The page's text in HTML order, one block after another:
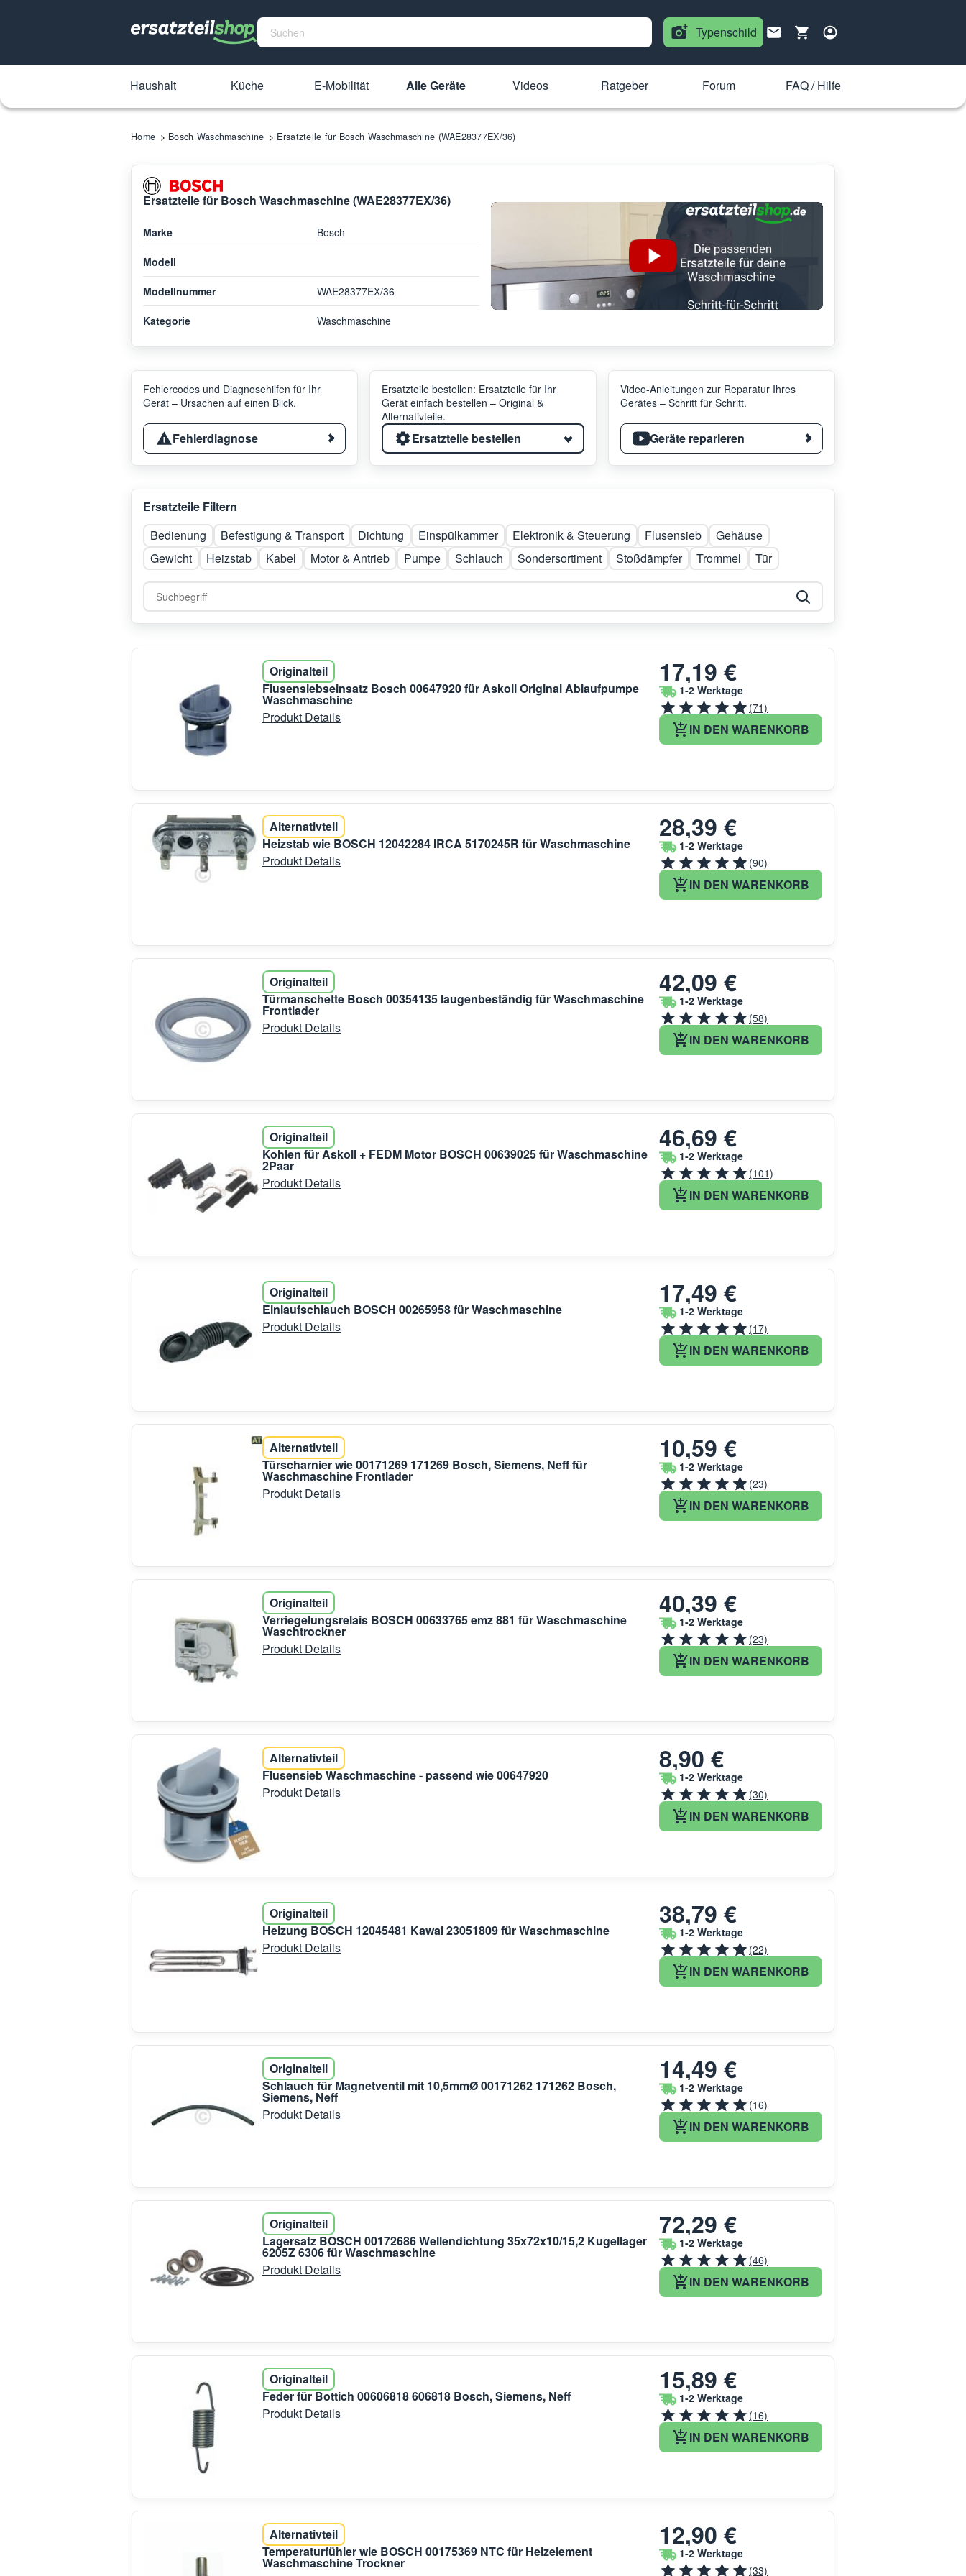
Typenschild
Haushalt Küche E-Mobilität Alle Geräte Videos Ratgeber Forum FAQ / Hilfe
Home Bosch Waschmaschine Ersatzteile für Bosch Waschmaschine (WAE28377EX/36)
Ersatzteile für Bosch Waschmaschine (WAE28377EX/36)
Marke Bosch
Modell
Modellnummer WAE28377EX/36
Kategorie Waschmaschine
Fehlercodes und Diagnosehilfen für Ihr
Gerät – Ursachen auf einen Blick.
Fehlerdiagnose
Ersatzteile bestellen: Ersatzteile für Ihr
Gerät einfach bestellen – Original &
Alternativteile.
Ersatzteile bestellen
Video-Anleitungen zur Reparatur Ihres
Gerätes – Schritt für Schritt.
Geräte reparieren
Ersatzteile Filtern
Bedienung
Befestigung & Transport Dichtung Einspülkammer Elektronik & Steuerung Flusensieb
Gehäuse
Gewicht
Heizstab Kabel Motor & Antrieb Pumpe Schlauch Sondersortiment Stoßdämpfer Trommel Tür
Originalteil
Flusensiebseinsatz Bosch 00647920 für Askoll Original Ablaufpumpe
Waschmaschine
Produkt Details
17,19 €
1-2 Werktage
(71)
IN DEN WARENKORB
Alternativteil
Heizstab wie BOSCH 12042284 IRCA 5170245R für Waschmaschine
Produkt Details
28,39 €
1-2 Werktage
(90)
IN DEN WARENKORB
Originalteil
Türmanschette Bosch 00354135 laugenbeständig für Waschmaschine
Frontlader
Produkt Details
42,09 €
1-2 Werktage
(58)
IN DEN WARENKORB
Originalteil
Kohlen für Askoll + FEDM Motor BOSCH 00639025 für Waschmaschine
2Paar
Produkt Details
46,69 €
1-2 Werktage
(101)
IN DEN WARENKORB
Originalteil
Einlaufschlauch BOSCH 00265958 für Waschmaschine
Produkt Details
17,49 €
1-2 Werktage
(17)
IN DEN WARENKORB
Alternativteil
Türscharnier wie 00171269 171269 Bosch, Siemens, Neff für
Waschmaschine Frontlader
Produkt Details
10,59 €
1-2 Werktage
(23)
IN DEN WARENKORB
Originalteil
Verriegelungsrelais BOSCH 00633765 emz 881 für Waschmaschine
Waschtrockner
Produkt Details
40,39 €
1-2 Werktage
(23)
IN DEN WARENKORB
Alternativteil
Flusensieb Waschmaschine - passend wie 00647920
Produkt Details
8,90 €
1-2 Werktage
(30)
IN DEN WARENKORB
Originalteil
Heizung BOSCH 12045481 Kawai 23051809 für Waschmaschine
Produkt Details
38,79 €
1-2 Werktage
(22)
IN DEN WARENKORB
Originalteil
Schlauch für Magnetventil mit 10,5mmØ 00171262 171262 Bosch,
Siemens, Neff
Produkt Details
14,49 €
1-2 Werktage
(16)
IN DEN WARENKORB
Originalteil
Lagersatz BOSCH 00172686 Wellendichtung 35x72x10/15,2 Kugellager
6205Z 6306 für Waschmaschine
Produkt Details
72,29 €
1-2 Werktage
(46)
IN DEN WARENKORB
Originalteil
Feder für Bottich 00606818 606818 Bosch, Siemens, Neff
Produkt Details
15,89 €
1-2 Werktage
(16)
IN DEN WARENKORB
Alternativteil
Temperaturfühler wie BOSCH 00175369 NTC für Heizelement
Waschmaschine Trockner
12,90 €
1-2 Werktage
(33)